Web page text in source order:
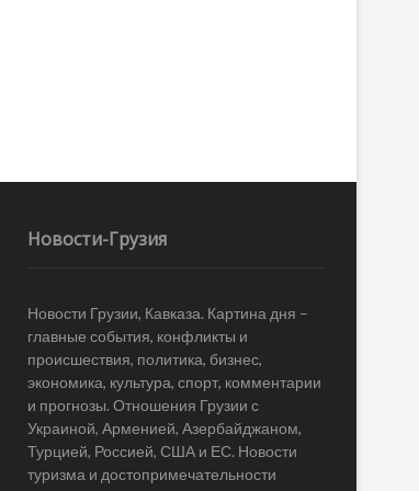
Новости-Грузия
Новости Грузии, Кавказа. Картина дня –
главные события, конфликты и
происшествия, политика, бизнес,
экономика, культура, спорт, комментарии
и прогнозы. Отношения Грузии с
Украиной, Арменией, Азербайджаном,
Турцией, Россией, США и ЕС. Новости
туризма и достопримечательности